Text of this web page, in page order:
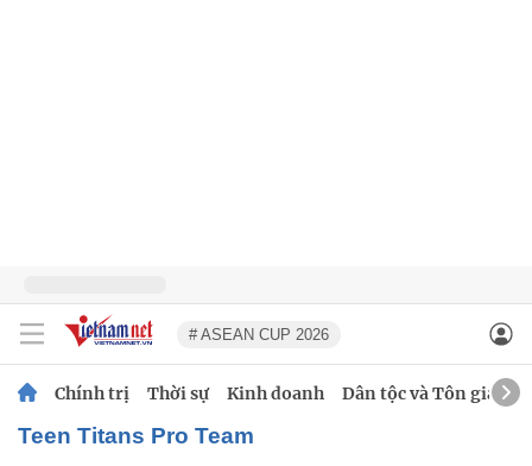
# ASEAN CUP 2026
Chính trị Thời sự Kinh doanh Dân tộc và Tôn giáo
Teen Titans Pro Team